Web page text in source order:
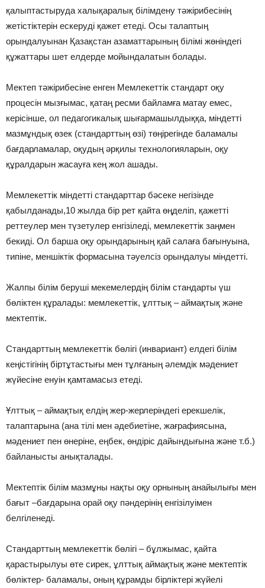
қалыптастыруда халықаралық білімдену тəжірибесінің
жетістіктерін ескеруді қажет етеді. Осы талаптың
орындалуынан Қазақстан азаматтарының білімі жөніндегі
құжаттары шет елдерде мойындалатын болады.
Мектеп тəжірибесіне енген Мемлекеттік стандарт оқу
процесін мызғымас, қатаң ресми байламға матау емес,
керісінше, ол педагогикалық шығармашылдыққа, міндетті
мазмұндық өзек (стандарттың өзі) төңірегінде баламалы
бағдарламалар, оқудың əрқилы технологияларын, оқу
құралдарын жасауға кең жол ашады.
Мемлекеттік міндетті стандарттар бəсеке негізінде
қабылданады,10 жылда бір рет қайта өңделіп, қажетті
реттеулер мен түзетулер енгізіледі, мемлекеттік заңмен
бекиді. Ол барша оқу орындарының қай салаға бағынуына,
типіне, меншіктік формасына тəуелсіз орындалуы міндетті.
Жалпы білім беруші мекемелердің білім стандарты үш
бөліктен құралады: мемлекеттік, ұлттық – аймақтық жəне
мектептік.
Стандарттың мемлекеттік бөлігі (инвариант) елдегі білім
кеңістігінің біртұтастығы мен тұлғаның əлемдік мəдениет
жүйесіне енуін қамтамасыз етеді.
Ұлттық – аймақтық елдің жер-жерлеріндегі ерекшелік,
талаптарына (ана тілі мен əдебиетіне, жағрафиясына,
мəдениет пен өнеріне, еңбек, өндіріс дайындығына жəне т.б.)
байланысты анықталады.
Мектептік білім мазмұны нақты оқу орнының анайылығы мен
бағыт –бағдарына орай оқу пəндерінің енгізілуімен
белгіленеді.
Стандарттың мемлекеттік бөлігі – бұлжымас, қайта
қарастырылуы өте сирек, ұлттық аймақтық жəне мектептік
бөліктер- баламалы, оның құрамды бірліктері жүйелі